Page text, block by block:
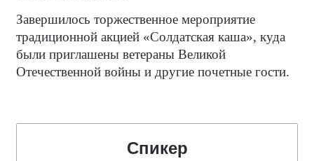
Завершилось торжественное мероприятие
традиционной акцией «Солдатская каша», куда
были приглашены ветераны Великой
Отечественной войны и другие почетные гости.
Спикер